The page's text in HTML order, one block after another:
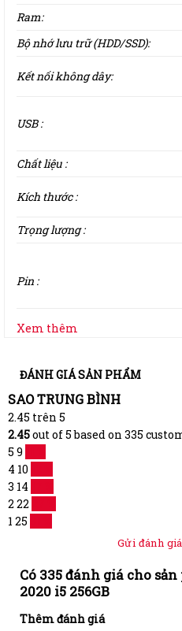
ĐÁNH GIÁ SẢN PHẨM
SAO TRUNG BÌNH
2.45 trên 5
2.45out of5based on 335
5 9
4 10
3 14
2 22
1 25
Gửi đánh
Có 335 đánh giá cho
2020 i5 256GB
Thêm đánh giá
Ram:
Bộ nhớ lưu trữ (HDD/SSD):
Kết nối không dây:
USB :
Chất liệu :
Kích thước :
Trọng lượng :
Pin :
Xem thêm